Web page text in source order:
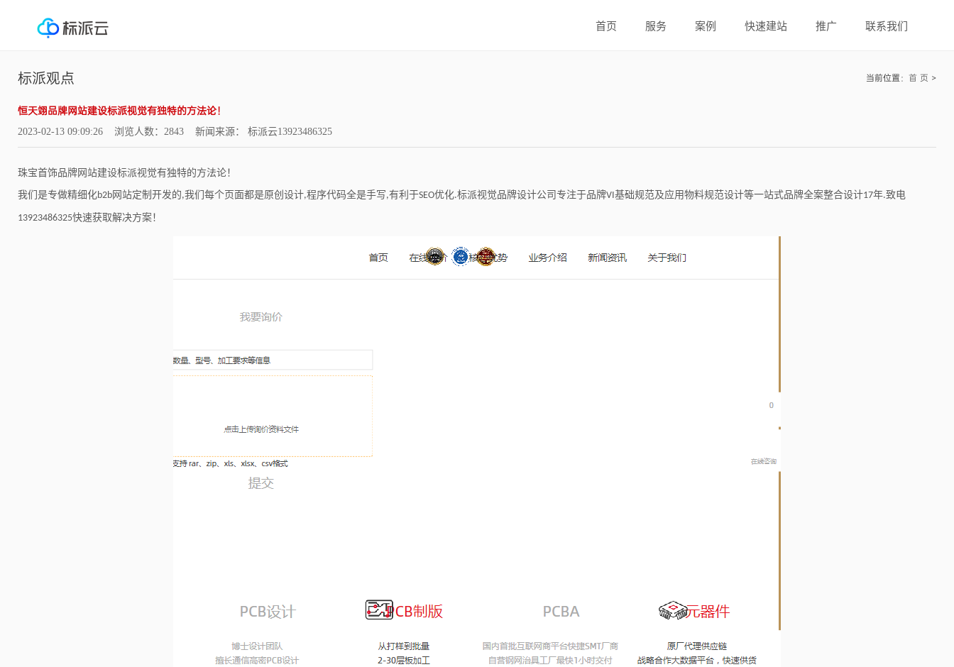
首页 服务 案例 快速建站 推广 联系我们
标派观点 当前位置： 首 页 >
恒天翊品牌网站建设标派视觉有独特的方法论！
2023-02-13 09:09:26 浏览人数：2843 新闻来源： 标派云13923486325
珠宝首饰品牌网站建设标派视觉有独特的方法论！
我们是专做精细化b2b网站定制开发的,我们每个页面都是原创设计,程序代码全是手写,有利于SEO优化.标派视觉品牌设计公司专注于品牌VI基础规范及应用物料规范设计等一站式品牌全案整合设计17年.致电
13923486325快速获取解决方案！